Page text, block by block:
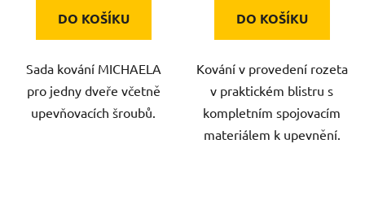
DO KOŠÍKU
Sada kování MICHAELA
pro jedny dveře včetně
upevňovacích šroubů.
DO KOŠÍKU
Kování v provedení rozeta
v praktickém blistru s
kompletním spojovacím
materiálem k upevnění.